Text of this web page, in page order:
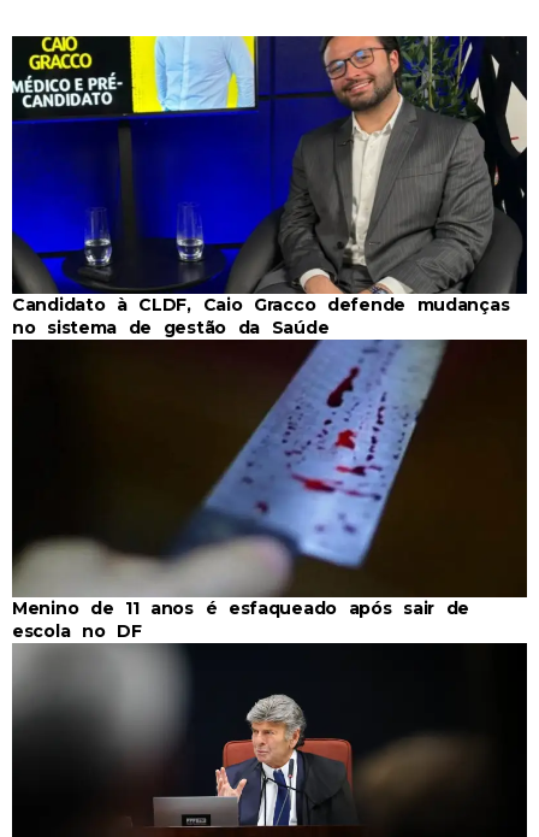
Candidato à CLDF, Caio Gracco defende mudanças
no sistema de gestão da Saúde
Menino de 11 anos é esfaqueado após sair de
escola no DF